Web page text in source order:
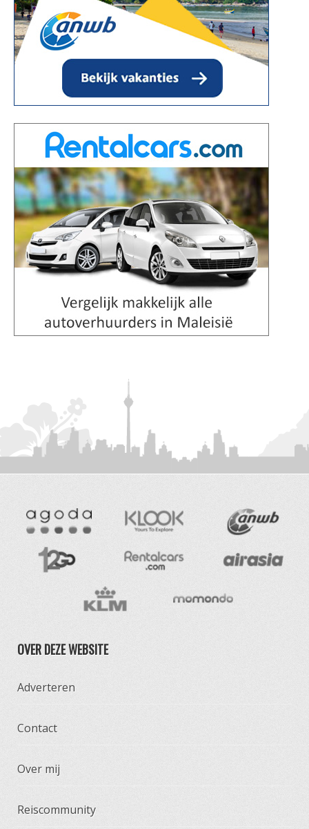
OVER DEZE WEBSITE
Adverteren
Contact
Over mij
Reiscommunity